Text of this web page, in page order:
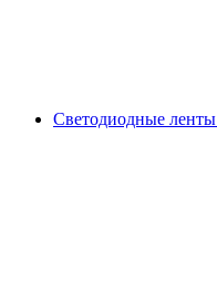
Светодиодные ленты